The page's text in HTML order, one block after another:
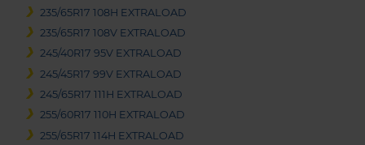
235/65R17 108H EXTRALOAD
235/65R17 108V EXTRALOAD
245/40R17 95V EXTRALOAD
245/45R17 99V EXTRALOAD
245/65R17 111H EXTRALOAD
255/60R17 110H EXTRALOAD
255/65R17 114H EXTRALOAD